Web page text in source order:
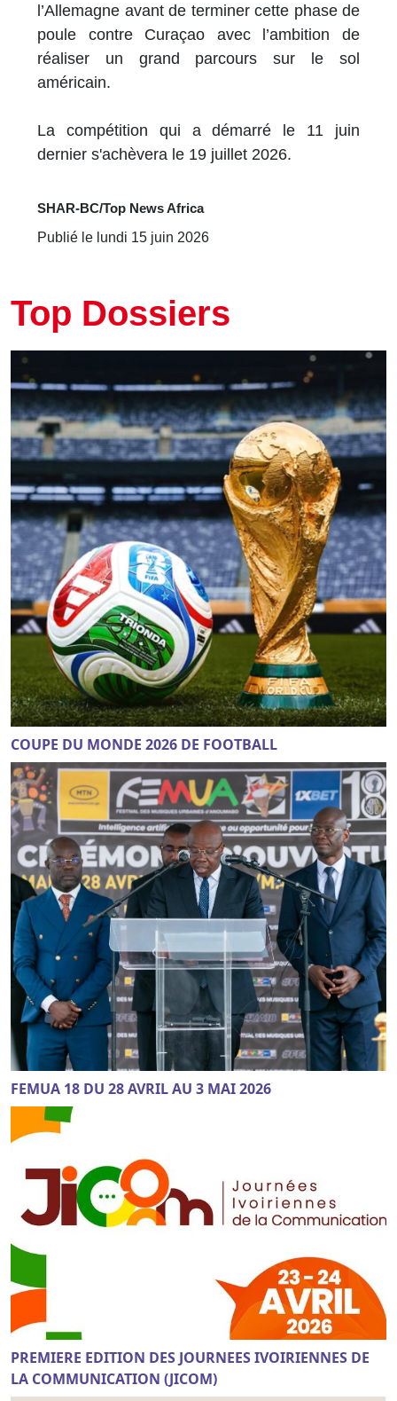
l’Allemagne avant de terminer cette phase de
poule contre Curaçao avec l’ambition de
réaliser un grand parcours sur le sol
américain.
La compétition qui a démarré le 11 juin
dernier s'achèvera le 19 juillet 2026.
SHAR-BC/Top News Africa
Publié le lundi 15 juin 2026
Top Dossiers
COUPE DU MONDE 2026 DE FOOTBALL
FEMUA 18 DU 28 AVRIL AU 3 MAI 2026
PREMIERE EDITION DES JOURNEES IVOIRIENNES DE
LA COMMUNICATION (JICOM)